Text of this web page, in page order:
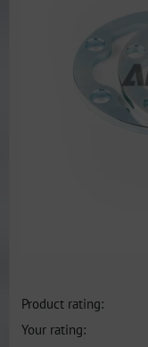
Product rating:
Your rating: